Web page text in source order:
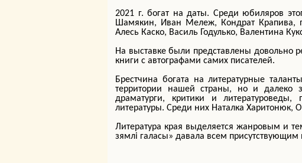
2021 г. богат на даты. Среди юбиляров
Шамякин, Иван Мележ, Кондрат Крапива,
Алесь Каско, Василь Годулько, Валентина
На выставке были представлены довольно
книги с автографами самих писателей.
Брестчина богата на литературные
территории нашей страны, но и далеко
драматурги, критики и
литературы. Среди них Наталка Харитонюк,
Литература края выделяется жанровым и
зямлі галасы» давала всем присутствующим